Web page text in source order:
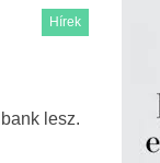
Hírek
lesz.